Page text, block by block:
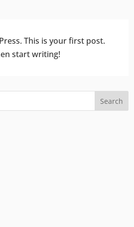
This is your first post.
start writing!